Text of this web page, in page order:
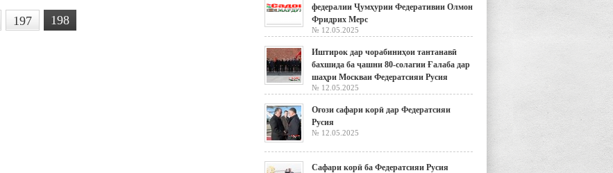
197 198
федералии Ҷумҳурии Федеративии Олмон
Фридрих Мерс
№ 12.05.2025
Иштирок дар чорабиниҳои тантанавӣ
бахшида ба ҷашни 80-солагии Ғалаба дар
шаҳри Москваи Федератсияи Русия
№ 12.05.2025
Оғози сафари корӣ дар Федератсияи
Русия
№ 12.05.2025
Сафари корӣ ба Федератсияи Русия